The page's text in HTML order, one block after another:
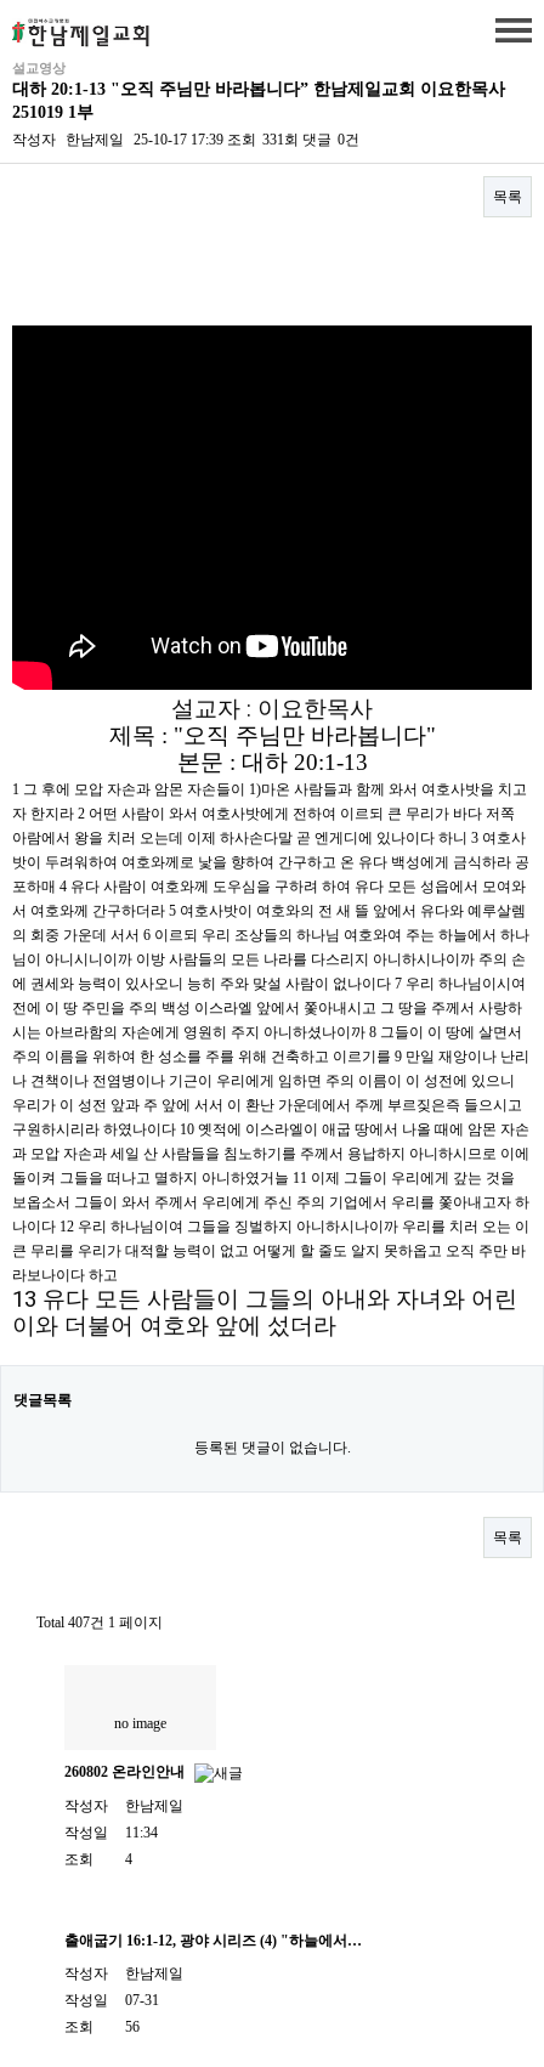
설교영상
대하 20:1-13 "오직 주님만 바라봅니다” 한남제일교회 이요한목사
251019 1부
작성자 한남제일 25-10-17 17:39 조회 331회 댓글 0건
목록
설교자 : 이요한목사
제목 : "오직 주님만 바라봅니다"
본문 : 대하 20:1-13
1 그 후에 모압 자손과 암몬 자손들이 1)마온 사람들과 함께 와서 여호사밧을 치고
자 한지라 2 어떤 사람이 와서 여호사밧에게 전하여 이르되 큰 무리가 바다 저쪽
아람에서 왕을 치러 오는데 이제 하사손다말 곧 엔게디에 있나이다 하니 3 여호사
밧이 두려워하여 여호와께로 낯을 향하여 간구하고 온 유다 백성에게 금식하라 공
포하매 4 유다 사람이 여호와께 도우심을 구하려 하여 유다 모든 성읍에서 모여와
서 여호와께 간구하더라 5 여호사밧이 여호와의 전 새 뜰 앞에서 유다와 예루살렘
의 회중 가운데 서서 6 이르되 우리 조상들의 하나님 여호와여 주는 하늘에서 하나
님이 아니시니이까 이방 사람들의 모든 나라를 다스리지 아니하시나이까 주의 손
에 권세와 능력이 있사오니 능히 주와 맞설 사람이 없나이다 7 우리 하나님이시여
전에 이 땅 주민을 주의 백성 이스라엘 앞에서 쫓아내시고 그 땅을 주께서 사랑하
시는 아브라함의 자손에게 영원히 주지 아니하셨나이까 8 그들이 이 땅에 살면서
주의 이름을 위하여 한 성소를 주를 위해 건축하고 이르기를 9 만일 재앙이나 난리
나 견책이나 전염병이나 기근이 우리에게 임하면 주의 이름이 이 성전에 있으니
우리가 이 성전 앞과 주 앞에 서서 이 환난 가운데에서 주께 부르짖은즉 들으시고
구원하시리라 하였나이다 10 옛적에 이스라엘이 애굽 땅에서 나올 때에 암몬 자손
과 모압 자손과 세일 산 사람들을 침노하기를 주께서 용납하지 아니하시므로 이에
돌이켜 그들을 떠나고 멸하지 아니하였거늘 11 이제 그들이 우리에게 갚는 것을
보옵소서 그들이 와서 주께서 우리에게 주신 주의 기업에서 우리를 쫓아내고자 하
나이다 12 우리 하나님이여 그들을 징벌하지 아니하시나이까 우리를 치러 오는 이
큰 무리를 우리가 대적할 능력이 없고 어떻게 할 줄도 알지 못하옵고 오직 주만 바
라보나이다 하고
13 유다 모든 사람들이 그들의 아내와 자녀와 어린
이와 더불어 여호와 앞에 섰더라
댓글목록
등록된 댓글이 없습니다.
목록
Total 407건 1 페이지
no image
260802 온라인안내
작성자
한남제일
작성일
11:34
조회
4
출애굽기 16:1-12, 광야 시리즈 (4) "하늘에서…
작성자
한남제일
작성일
07-31
조회
56